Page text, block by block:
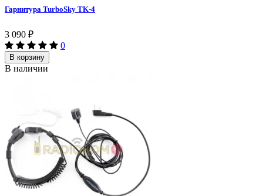
Гарнитура TurboSky TK-4
3 090 ₽
0
В корзину
В наличии